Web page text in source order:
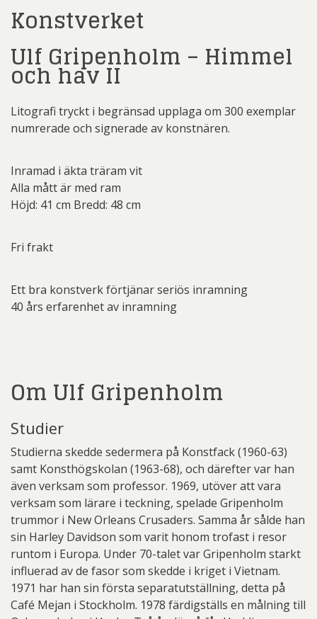
Konstverket
Ulf Gripenholm – Himmel
och hav II
Litografi tryckt i begränsad upplaga om 300 exemplar
numrerade och signerade av konstnären.
Inramad i äkta träram vit
Alla mått är med ram
Höjd: 41 cm Bredd: 48 cm
Fri frakt
Ett bra konstverk förtjänar seriös inramning
40 års erfarenhet av inramning
Om Ulf Gripenholm
Studier
Studierna skedde sedermera på Konstfack (1960-63)
samt Konsthögskolan (1963-68), och därefter var han
även verksam som professor. 1969, utöver att vara
verksam som lärare i teckning, spelade Gripenholm
trummor i New Orleans Crusaders. Samma år sålde han
sin Harley Davidson som varit honom trofast i resor
runtom i Europa. Under 70-talet var Gripenholm starkt
influerad av de fasor som skedde i kriget i Vietnam.
1971 har han sin första separatutställning, detta på
Café Mejan i Stockholm. 1978 färdigställs en målning till